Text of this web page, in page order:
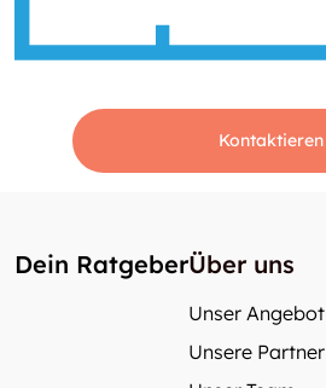
Kontaktieren
Dein RatgeberÜber uns
Unser Angebot
Unsere Partner